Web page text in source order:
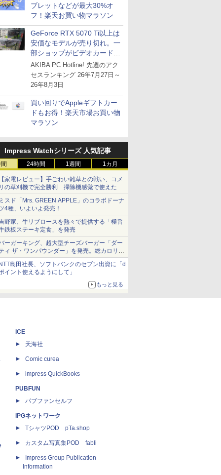
ブレットなどが最大30%オ
フ！楽天お買い物マラソン
GeForce RTX 5070 Ti以上は
安価なモデルが売り切れ。一
部ショップがビデオカードの
購入制限を実施したニュース
が注目を集める
AKIBA PC Hotline! 先週のアク
セスランキング 26年7月27日～
26年8月3日
買い回りでAppleギフトカー
ドもお得！楽天市場お買い物
マラソン
Impress Watchシリーズ 人気記事
24時間 1週間 1カ月
家電レビュー】手ごわい雑草との戦い、コメ
の草刈機で完全勝利 掃除機感覚で使えた
スド「Mrs. GREEN APPLE」のコラボドーナ
4種、いよいよ発売！
野家、牛リブロースを熱々で提供する「極旨
鉄板ステーキ定食」を発売
ーガーキング、超大型チーズバーガー「ダー
ィ ザ・ワンパウンダー」を発売。総カロリー
1656kcal、総重量約527g！
島田社長、ソフトバンクのセブン出資に「d
イント使えるようにして」
もっと見る
ICE
天海社
Comic curea
impress QuickBooks
PUBFUN
パブファンセルフ
IPGネットワーク
TシャツPOD pTa.shop
カスタム写真集POD fabli
Impress Group Publication
Information